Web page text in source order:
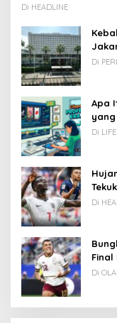
Di HEADLINE
Di
Apa
Di
Di
Final
Di